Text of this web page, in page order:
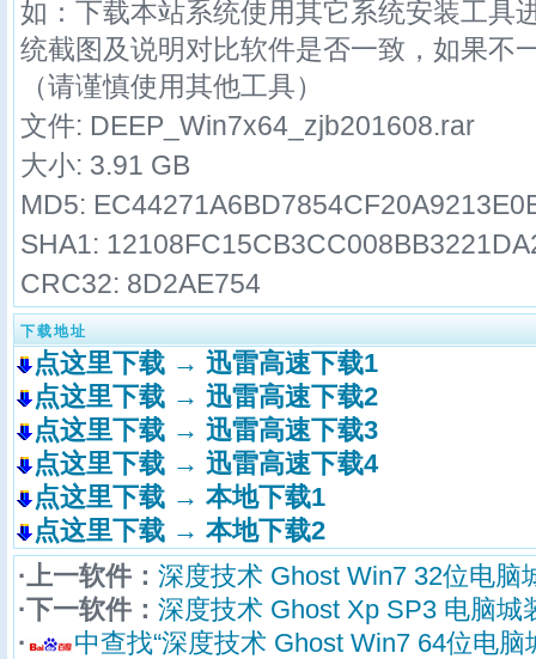
如：下载本站系统使用其它系统安装工具
统截图及说明对比软件是否一致，如果不
（请谨慎使用其他工具）
文件: DEEP_Win7x64_zjb201608.rar
大小: 3.91 GB
MD5:
SHA1:
CRC32: 8D2AE754
下载地址
点这里下载 → 迅雷高速下载1
点这里下载 → 迅雷高速下载2
点这里下载 → 迅雷高速下载3
点这里下载 → 迅雷高速下载4
点这里下载 → 本地下载1
点这里下载 → 本地下载2
·上一软件： 深度技术 Ghost Win7 32位电脑
·下一软件： 深度技术 Ghost Xp SP3 电脑城
·
中查找“深度技术 Ghost Win7 64位电